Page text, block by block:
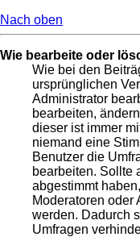
Nach oben
Wie bearbeite oder
Wie bei den
ursprünglichen
Administrator
bearbeiten,
dieser ist immer
niemand eine
Benutzer die
bearbeiten. Sollte
abgestimmt
Moderatoren oder
werden. Dadurch
Umfragen